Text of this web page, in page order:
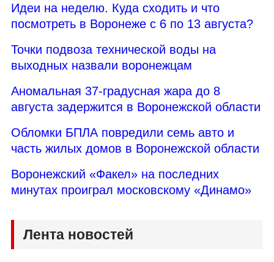
Идеи на неделю. Куда сходить и что
посмотреть в Воронеже с 6 по 13 августа?
Точки подвоза технической воды на
выходных назвали воронежцам
Аномальная 37-градусная жара до 8
августа задержится в Воронежской области
Обломки БПЛА повредили семь авто и
часть жилых домов в Воронежской области
Воронежский «Факел» на последних
минутах проиграл московскому «Динамо»
Лента новостей